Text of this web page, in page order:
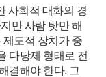
사회적 대화의 경
만 사람 탓만 해
도적 장치가 중
다당제 형태로 전
결해야 한다. 그